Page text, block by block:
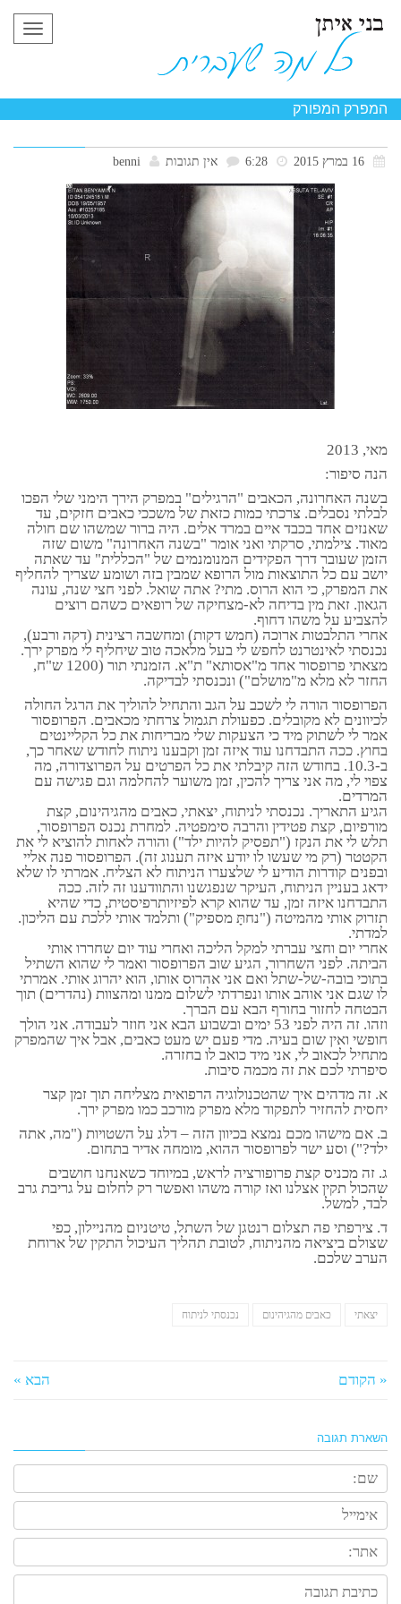
המפרק המפורק
אין תגובות benni
מאי, 2013
הנה סיפור:
בשנה האחרונה, הכאבים "הרגילים" במפרק הירך הימני שלי הפכו
לבלתי נסבלים. צרכתי כמות כזאת של משככי כאבים חזקים, עד
שאנזים אחד בכבד איים במרד אלים. היה ברור שמשהו שם חולה
מאוד. צילמתי, סרקתי ואני אומר "בשנה האחרונה" משום שזה
הזמן שעובר דרך הפקידים המנומנמים של "הכללית" עד שאתה
יושב עם כל התוצאות מול הרופא שמבין בזה ושומע שצריך להחליף
את המפרק, כי הוא הרוס. מתי? אתה שואל. לפני חצי שנה, עונה
הגאון. זאת מין בדיחה לא-מצחיקה של רופאים כשהם רוצים
להצביע על משהו דחוף.
אחרי התלבטות ארוכה (חמש דקות) ומחשבה רצינית (דקה ורבע),
נכנסתי לאינטרנט לחפש לי בעל מלאכה טוב שיחליף לי מפרק ירך.
מצאתי פרופסור אחד מ"אסותא" ת"א. הזמנתי תור (1200 ש"ח,
החזר לא מלא מ"מושלם") ונכנסתי לבדיקה.
הפרופסור הורה לי לשכב על הגב והתחיל להוליך את הרגל החולה
לכיוונים לא מקובלים. כפעולת תגמול צרחתי מכאבים. הפרופסור
אמר לי לשתוק מיד כי הצעקות שלי מבריחות את כל הקליינטים
בחוץ. ככה התבדחנו עוד איזה זמן וקבענו ניתוח לחודש שאחר כך,
ב-10.3. בחודש הזה קיבלתי את כל הפרטים על הפרוצדורה, מה
צפוי לי, מה אני צריך להכין, זמן משוער להחלמה וגם פגישה עם
המרדים.
הגיע התאריך. נכנסתי לניתוח, יצאתי, כאבים מהגיהינום, קצת
מורפיום, קצת פטידין והרבה סימפטיה. למחרת נכנס הפרופסור,
תלש לי את הנקז ("תפסיק להיות ילד") והורה לאחות להוציא לי את
הקטטר (רק מי שעשו לו יודע איזה תענוג זה). הפרופסור פנה אליי
ובפנים קודרות הודיע לי שלצערו הניתוח לא הצליח. אמרתי לו שלא
ידאג בעניין הניתוח, העיקר שנפגשנו והתוודענו זה לזה. ככה
התבדחנו איזה זמן, עד שהוא קרא לפיזיותרפיסטית, כדי שהיא
תזרוק אותי מהמיטה ("נחתָּ מספיק") ותלמד אותי ללכת עם הליכון.
למדתי.
אחרי יום וחצי עברתי למקל הליכה ואחרי עוד יום שחררו אותי
הביתה. לפני השחרור, הגיע שוב הפרופסור ואמר לי שהוא השתיל
בתוכי בובה-של-שתל ואם אני אהרוס אותו, הוא יהרוג אותי. אמרתי
לו שגם אני אוהב אותו ונפרדתי לשלום ממנו ומהצוות (נהדרים) תוך
הבטחה לחזור בחורף הבא עם הברך.
וזהו. זה היה לפני 53 ימים ובשבוע הבא אני חוזר לעבודה. אני הולך
חופשי ואין שום בעיה. מדי פעם יש מעט כאבים, אבל איך שהמפרק
מתחיל לכאוב לי, אני מיד כואב לו בחזרה.
סיפרתי לכם את זה מכמה סיבות.
א. זה מדהים איך שהטכנולוגיה הרפואית מצליחה תוך זמן קצר
יחסית להחזיר לתפקוד מלא מפרק מורכב כמו מפרק ירך.
ב. אם מישהו מכם נמצא בכיוון הזה – דלג על השטויות ("מה, אתה
ילד?") וסע ישר לפרופסור ההוא, מומחה אדיר בתחום.
ג. זה מכניס קצת פרופורציה לראש, במיוחד כשאנחנו חושבים
שהכול תקין אצלנו ואז קורה משהו ואפשר רק לחלום על גריבת גרב
לבד, למשל.
ד. צירפתי פה תצלום רנטגן של השתל, טיטניום מהניילון, כפי
שצולם ביציאה מהניתוח, לטובת תהליך העיכול התקין של ארוחת
הערב שלכם.
יצאתי כאבים מהגיהינום נכנסתי לניתוח
« הקודם הבא »
השארת תגובה